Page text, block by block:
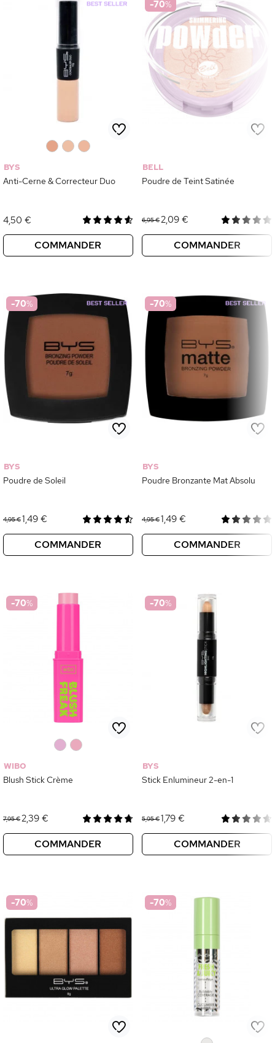
BYS
Anti-Cerne & Correcteur Duo
4,50 €
COMMANDER
-70%
BELL
Poudre de Teint Satinée
6,95 €2,09 €
COMMANDER
-70%
BYS
Poudre de Soleil
4,95 €1,49 €
COMMANDER
-70%
BYS
Poudre Bronzante Mat Absolu
4,95 €1,49 €
COMMANDER
-70%
WIBO
Blush Stick Crème
7,95 €2,39 €
COMMANDER
-70%
BYS
Stick Enlumineur 2-en-1
5,95 €1,79 €
COMMANDER
-70% -70%